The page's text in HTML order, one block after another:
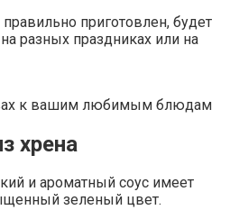
приготовлен, будет
разных праздниках или на
к вашим любимым блюдам
хрена
и ароматный соус имеет
зеленый цвет.